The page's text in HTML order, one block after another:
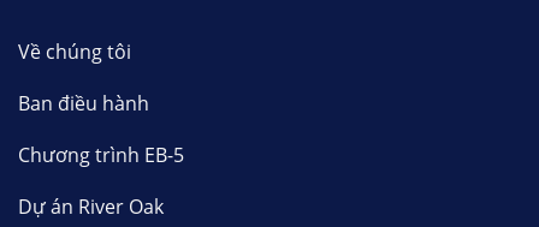
Về chúng tôi
Ban điều hành
Chương trình EB-5
Dự án River Oak